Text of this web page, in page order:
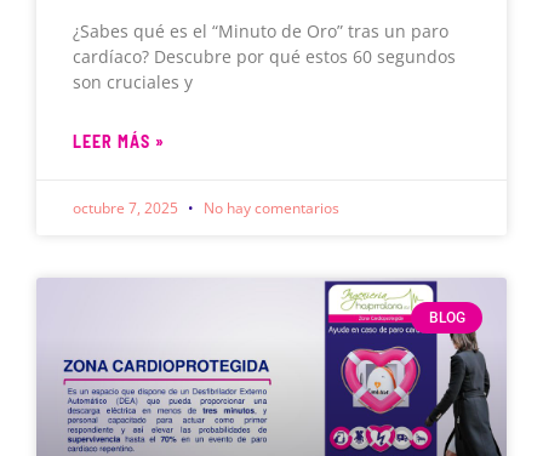
¿Sabes qué es el “Minuto de Oro” tras un paro
cardíaco? Descubre por qué estos 60 segundos
son cruciales y
LEER MÁS »
octubre 7, 2025 No hay comentarios
BLOG